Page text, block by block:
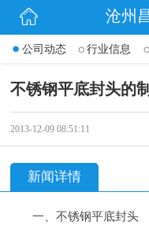
公司动态 行业信息
不锈钢平底封头的
2013-12-09 08:51:11
新闻详情
一、不锈钢平底封头